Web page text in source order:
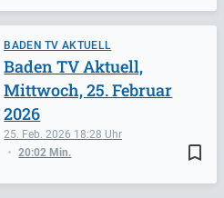
BADEN TV AKTUELL
bookmark_border
25. Feb. 2026 18:28
20:02 Min.
Baden TV Aktuell,
Mittwoch, 25. Februar
2026